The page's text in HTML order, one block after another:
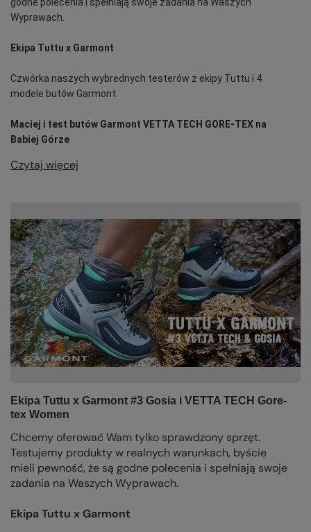
godne polecenia i spełniają swoje zadania na Waszych
Wyprawach.
Ekipa Tuttu x Garmont
Czwórka naszych wybrednych testerów z ekipy Tuttu i 4
modele butów Garmont.
Maciej i test butów Garmont VETTA TECH GORE-TEX na
Babiej Górze
Czytaj więcej
Ekipa Tuttu x Garmont #3 Gosia i VETTA TECH Gore-
tex Women
Chcemy oferować Wam tylko sprawdzony sprzęt.
Testujemy produkty w realnych warunkach, byście
mieli pewność, że są godne polecenia i spełniają swoje
zadania na Waszych Wyprawach.
Ekipa Tuttu x Garmont